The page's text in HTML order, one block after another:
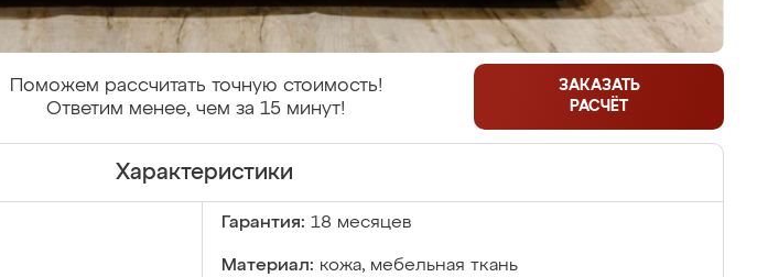
Поможем рассчитать точную стоимость!
Ответим менее, чем за 15 минут!
ЗАКАЗАТЬ
РАСЧЁТ
Характеристики
Гарантия: 18 месяцев
Материал: кожа, мебельная ткань